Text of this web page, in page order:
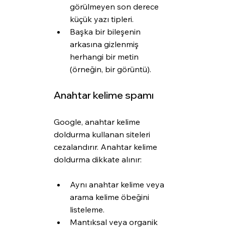
görülmeyen son derece
küçük yazı tipleri.
Başka bir bileşenin
arkasına gizlenmiş
herhangi bir metin
(örneğin, bir görüntü).
Anahtar kelime spamı
Google, anahtar kelime
doldurma kullanan siteleri
cezalandırır. Anahtar kelime
doldurma dikkate alınır:
Aynı anahtar kelime veya
arama kelime öbeğini
listeleme.
Mantıksal veya organik